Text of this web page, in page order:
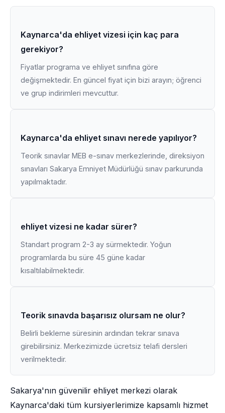
Kaynarca'da ehliyet vizesi için kaç para
gerekiyor?
Fiyatlar programa ve ehliyet sınıfına göre
değişmektedir. En güncel fiyat için bizi arayın; öğrenci
ve grup indirimleri mevcuttur.
Kaynarca'da ehliyet sınavı nerede yapılıyor?
Teorik sınavlar MEB e-sınav merkezlerinde, direksiyon
sınavları Sakarya Emniyet Müdürlüğü sınav parkurunda
yapılmaktadır.
ehliyet vizesi ne kadar sürer?
Standart program 2-3 ay sürmektedir. Yoğun
programlarda bu süre 45 güne kadar
kısaltılabilmektedir.
Teorik sınavda başarısız olursam ne olur?
Belirli bekleme süresinin ardından tekrar sınava
girebilirsiniz. Merkezimizde ücretsiz telafi dersleri
verilmektedir.
Sakarya'nın güvenilir ehliyet merkezi olarak
Kaynarca'daki tüm kursiyerlerimize kapsamlı hizmet